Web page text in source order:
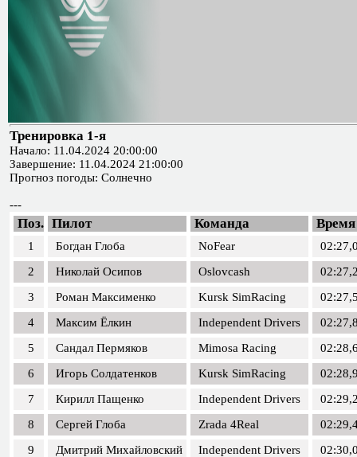
Тренировка 1-я
Начало: 11.04.2024 20:00:00
Завершение: 11.04.2024 21:00:00
Прогноз погоды: Солнечно
---
Поз. Пилот Команда Время
1 Богдан Глоба NoFear
2
Николай Осипов Oslovcash
3
Роман Максименко Kursk SimRacing
4
Максим Ёлкин Independent Drivers
5
Сандал Пермяков Mimosa Racing
6
Игорь Солдатенков Kursk SimRacing
7
Кирилл Пащенко Independent Drivers
8
Сергей Глоба Zrada 4Real
9
Дмитрий Михайловский Independent Drivers